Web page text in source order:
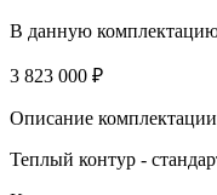
В данную
3 823 000 ₽
Описание комплектации
Теплый контур -